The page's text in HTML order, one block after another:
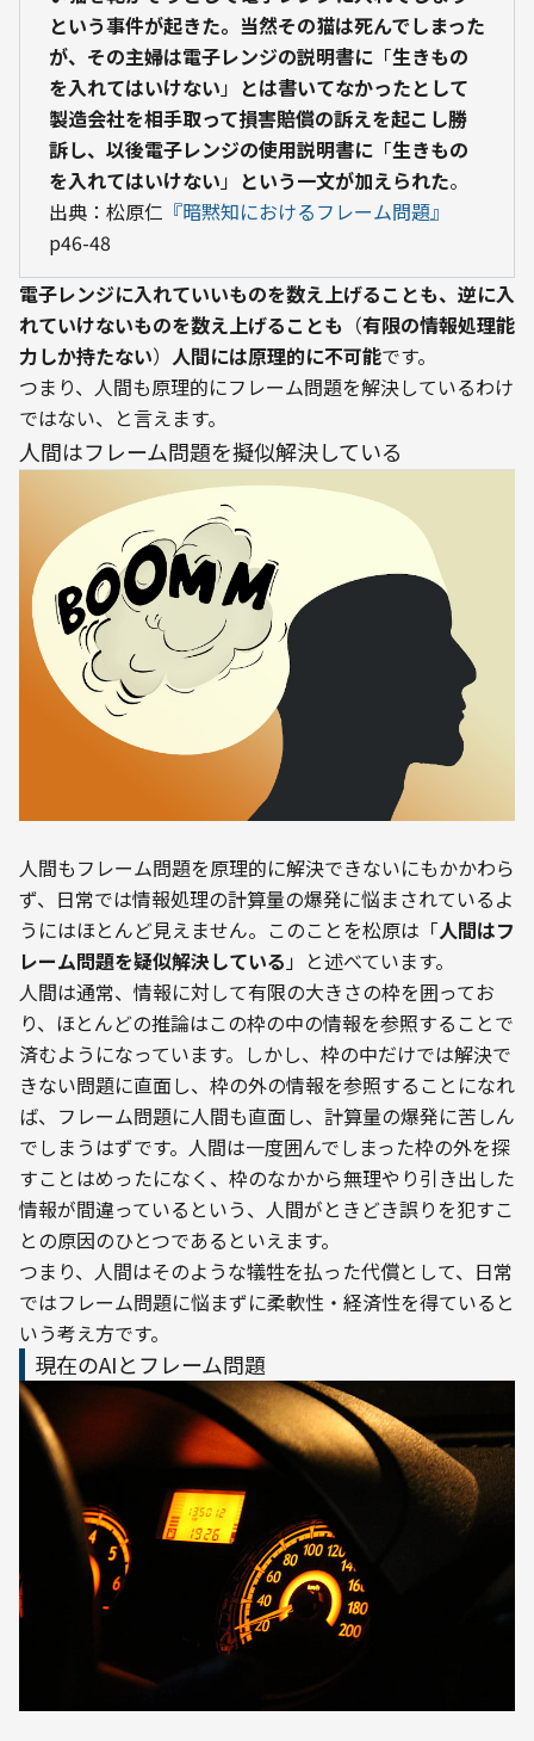
という事件が起きた。当然その猫は死んでしまった
が、その主婦は電子レンジの説明書に 「生きもの
を入れてはいけない 」 とは書いてなかったとして
製造会社を相手取って損害賠償の訴えを起こし勝
訴し、以後電子レンジの使用説明書に 「生きもの
を入れてはいけない 」 という一文が加えられた。
出典：松原仁 『暗黙知におけるフレーム問題』
p46-48
電子レンジに入れていいものを数え上げることも、逆に入
れていけないものを数え上げることも （有限の情報処理能
力しか持たない） 人間には原理的に不可能です。
つまり、人間も原理的にフレーム問題を解決しているわけ
ではない、と言えます。
人間はフレーム問題を擬似解決している
人間もフレーム問題を原理的に解決できないにもかかわら
ず、日常では情報処理の計算量の爆発に悩まされているよ
うにはほとんど見えません。このことを松原は「人間はフ
レーム問題を疑似解決している 」と述べています。
人間は通常、情報に対して有限の大きさの枠を囲ってお
り、ほとんどの推論はこの枠の中の情報を参照することで
済むようになっています。しかし、枠の中だけでは解決で
きない問題に直面し、枠の外の情報を参照することになれ
ば、フレーム問題に人間も直面し、計算量の爆発に苦しん
でしまうはずです。人間は一度囲んでしまった枠の外を探
すことはめったになく、枠のなかから無理やり引き出した
情報が間違っているという、人間がときどき誤りを犯すこ
との原因のひとつであるといえます。
つまり、人間はそのような犠牲を払った代償として、日常
ではフレーム問題に悩まずに柔軟性・経済性を得ていると
いう考え方です。
現在のAIとフレーム問題